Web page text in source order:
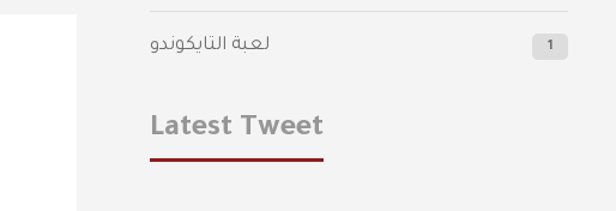
لعبة التايكوندو 1
Latest Tweet